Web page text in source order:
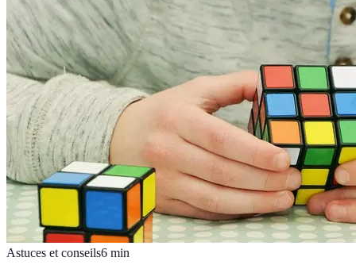
Astuces et conseils6 min